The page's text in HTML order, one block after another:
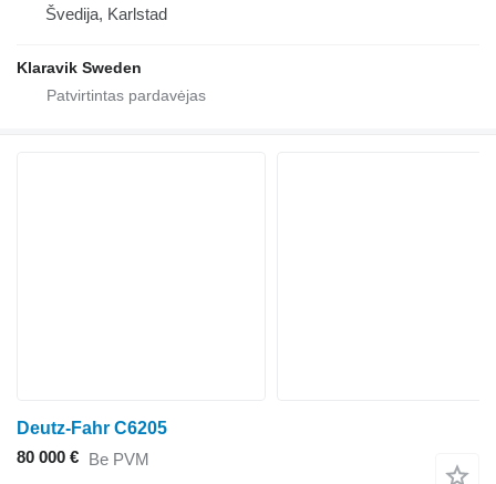
Švedija, Karlstad
Klaravik Sweden
Deutz-Fahr C6205
80 000 € Be PVM